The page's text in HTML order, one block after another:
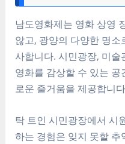
남도영화제는 영화 상영
않고, 광양의 다양한 명
사합니다. 시민광장, 미
영화를 감상할 수 있는
로운 즐거움을 제공합니
탁 트인 시민광장에서 시
하는 경험은 잊지 못할